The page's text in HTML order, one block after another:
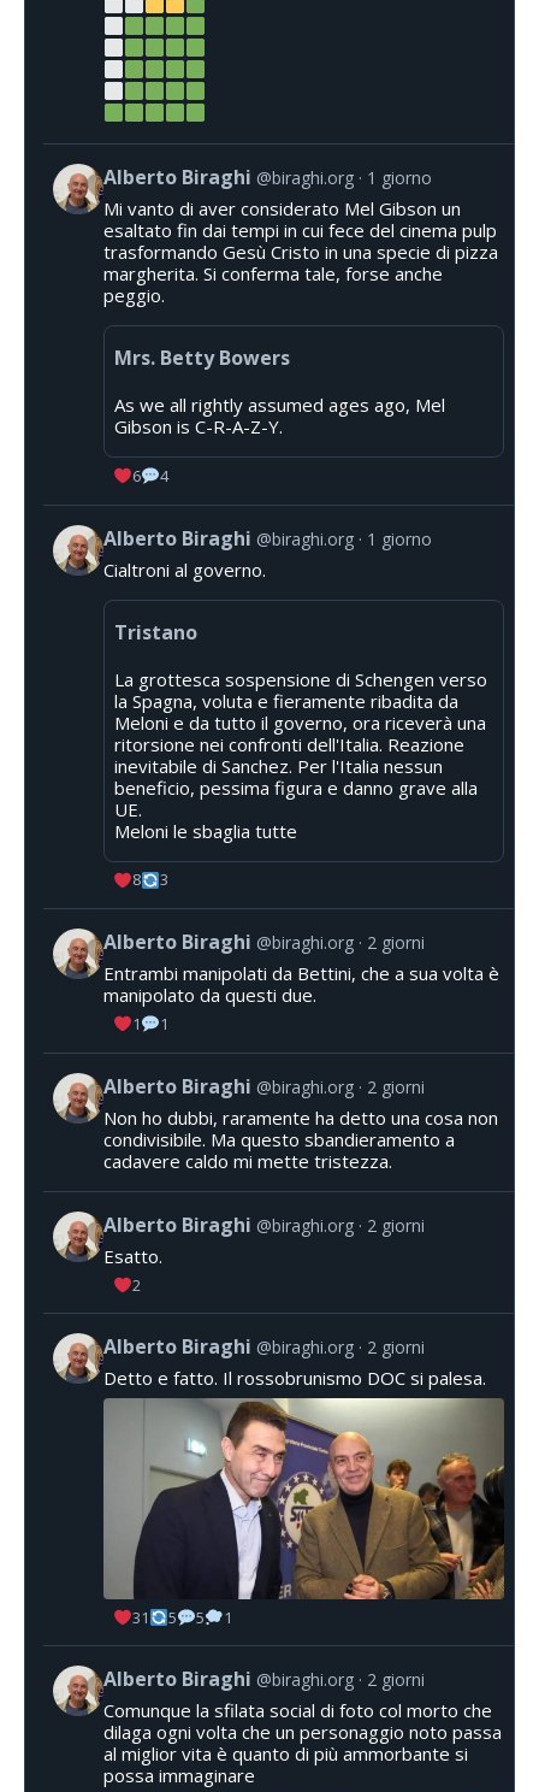
Alberto Biraghi @biraghi.org 1 giorno
Mi vanto di aver considerato Mel Gibson un
esaltato fin dai tempi in cui fece del cinema pulp
trasformando Gesù Cristo in una specie di pizza
margherita. Si conferma tale, forse anche
peggio.
Mrs. Betty Bowers
As we all rightly assumed ages ago, Mel
Gibson is C-R-A-Z-Y.
6 4
Alberto Biraghi @biraghi.org 1 giorno
Cialtroni al governo.
Tristano
La grottesca sospensione di Schengen verso
la Spagna, voluta e fieramente ribadita da
Meloni e da tutto il governo, ora riceverà una
ritorsione nei confronti dell'Italia. Reazione
inevitabile di Sanchez. Per l'Italia nessun
beneficio, pessima figura e danno grave alla
UE.
Meloni le sbaglia tutte
8 3
Alberto Biraghi @biraghi.org 2 giorni
Entrambi manipolati da Bettini, che a sua volta è
manipolato da questi due.
1 1
Alberto Biraghi @biraghi.org 2 giorni
Non ho dubbi, raramente ha detto una cosa non
condivisibile. Ma questo sbandieramento a
cadavere caldo mi mette tristezza.
Alberto Biraghi @biraghi.org 2 giorni
Esatto.
2
Alberto Biraghi @biraghi.org 2 giorni
Detto e fatto. Il rossobrunismo DOC si palesa.
31 5 5 1
Alberto Biraghi @biraghi.org 2 giorni
Comunque la sfilata social di foto col morto che
dilaga ogni volta che un personaggio noto passa
al miglior vita è quanto di più ammorbante si
possa immaginare